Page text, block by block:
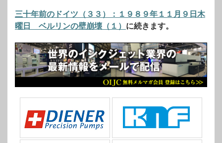
三十年前のドイツ（３３）：１９８９年１１月９日木
曜日 ベルリンの壁崩壊（１） に続きます。